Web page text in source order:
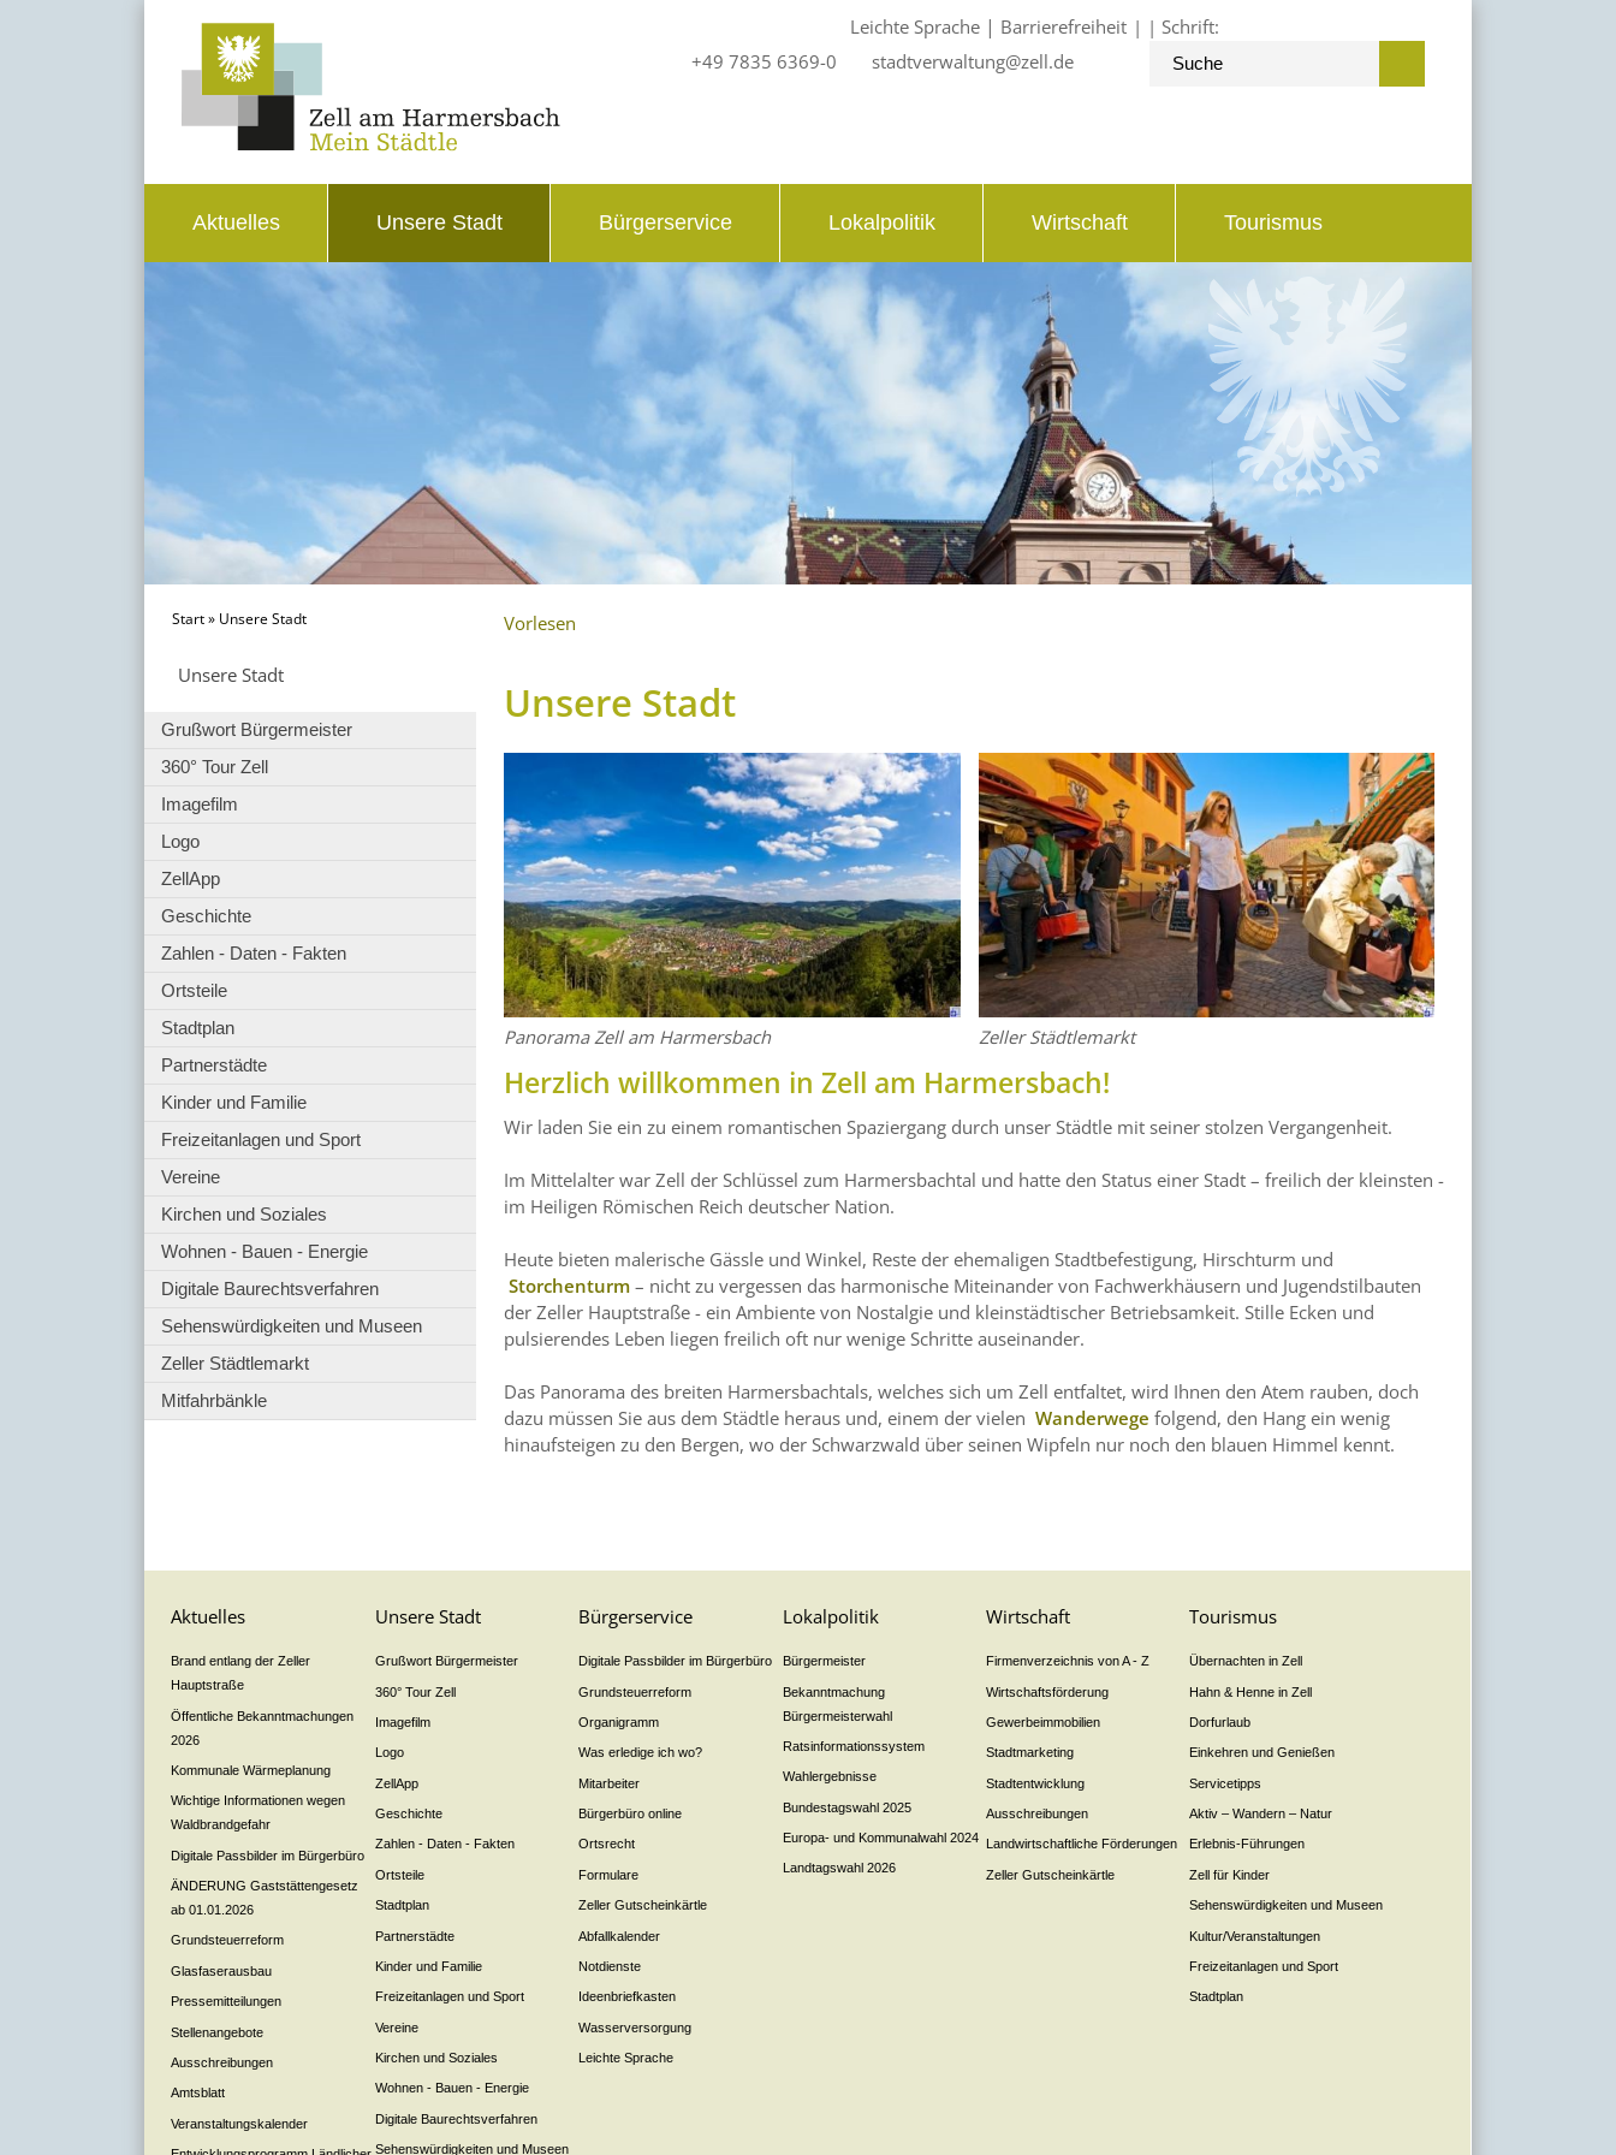
+49 7835 6369-0 stadtverwaltung@zell.de
Leichte Sprache| Barrierefreiheit Schrift:
Aktuelles Unsere Stadt Bürgerservice Lokalpolitik Wirtschaft Tourismus
Start» Unsere Stadt
Unsere Stadt
Grußwort Bürgermeister
360° Tour Zell
Imagefilm
Logo
ZellApp
Geschichte
Zahlen - Daten - Fakten
Ortsteile
Stadtplan
Partnerstädte
Kinder und Familie
Freizeitanlagen und Sport
Vereine
Kirchen und Soziales
Wohnen - Bauen - Energie
Digitale Baurechtsverfahren
Sehenswürdigkeiten und Museen
Zeller Städtlemarkt
Mitfahrbänkle
Vorlesen
Unsere Stadt
Zeller Städtlemarkt
Panorama Zell am Harmersbach
Herzlich willkommen in Zell am Harmersbach!
Wir laden Sie ein zu einem romantischen Spaziergang durch unser Städtle mit seiner stolzen Vergangenheit.
Im Mittelalter war Zell der Schlüssel zum Harmersbachtal und hatte den Status einer Stadt – freilich der kleinsten -
im Heiligen Römischen Reich deutscher Nation.
Heute bieten malerische Gässle und Winkel, Reste der ehemaligen Stadtbefestigung, Hirschturm und
Storchenturm – nicht zu vergessen das harmonische Miteinander von Fachwerkhäusern und Jugendstilbauten
der Zeller Hauptstraße - ein Ambiente von Nostalgie und kleinstädtischer Betriebsamkeit. Stille Ecken und
pulsierendes Leben liegen freilich oft nur wenige Schritte auseinander.
Das Panorama des breiten Harmersbachtals, welches sich um Zell entfaltet, wird Ihnen den Atem rauben, doch
dazu müssen Sie aus dem Städtle heraus und, einem der vielenWanderwege folgend, den Hang ein wenig
hinaufsteigen zu den Bergen, wo der Schwarzwald über seinen Wipfeln nur noch den blauen Himmel kennt.
Aktuelles
Brand entlang der Zeller
Hauptstraße
Öffentliche Bekanntmachungen
2026
Kommunale Wärmeplanung
Wichtige Informationen wegen
Waldbrandgefahr
Digitale Passbilder im Bürgerbüro
ÄNDERUNG Gaststättengesetz
ab 01.01.2026
Grundsteuerreform
Glasfaserausbau
Pressemitteilungen
Stellenangebote
Ausschreibungen
Amtsblatt
Veranstaltungskalender
Unsere Stadt
Grußwort Bürgermeister
360° Tour Zell
Imagefilm
Logo
ZellApp
Geschichte
Zahlen - Daten - Fakten
Ortsteile
Stadtplan
Partnerstädte
Kinder und Familie
Freizeitanlagen und Sport
Vereine
Kirchen und Soziales
Wohnen - Bauen - Energie
Digitale Baurechtsverfahren
Sehenswürdigkeiten und Museen
Bürgerservice
Digitale Passbilder im Bürgerbüro
Grundsteuerreform
Organigramm
Was erledige ich wo?
Mitarbeiter
Bürgerbüro online
Ortsrecht
Formulare
Zeller Gutscheinkärtle
Abfallkalender
Notdienste
Ideenbriefkasten
Wasserversorgung
Leichte Sprache
Lokalpolitik
Bürgermeister
Bekanntmachung
Bürgermeisterwahl
Ratsinformationssystem
Wahlergebnisse
Bundestagswahl 2025
Europa- und Kommunalwahl 2024
Landtagswahl 2026
Wirtschaft
Firmenverzeichnis von A - Z
Wirtschaftsförderung
Gewerbeimmobilien
Stadtmarketing
Stadtentwicklung
Ausschreibungen
Landwirtschaftliche Förderungen
Zeller Gutscheinkärtle
Tourismus
Übernachten in Zell
Hahn & Henne in Zell
Dorfurlaub
Einkehren und Genießen
Servicetipps
Aktiv – Wandern – Natur
Erlebnis-Führungen
Zell für Kinder
Sehenswürdigkeiten und Museen
Kultur/Veranstaltungen
Freizeitanlagen und Sport
Stadtplan